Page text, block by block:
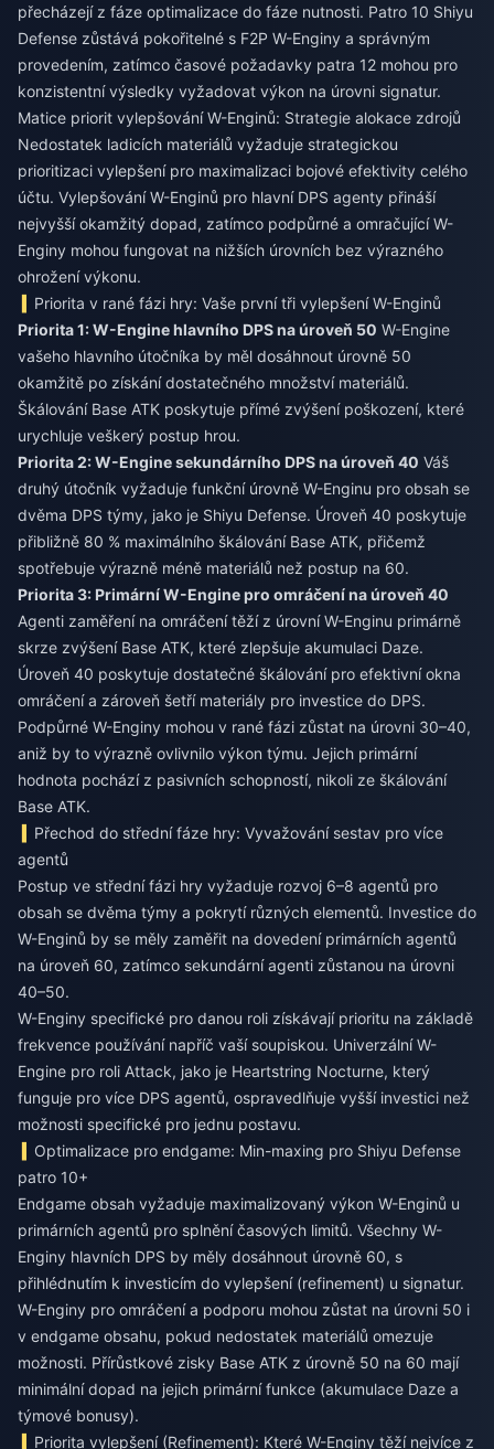
přecházejí z fáze optimalizace do fáze nutnosti. Patro 10 Shiyu
Defense zůstává pokořitelné s F2P W-Enginy a správným
provedením, zatímco časové požadavky patra 12 mohou pro
konzistentní výsledky vyžadovat výkon na úrovni signatur.
Matice priorit vylepšování W-Enginů: Strategie alokace zdrojů
Nedostatek ladicích materiálů vyžaduje strategickou
prioritizaci vylepšení pro maximalizaci bojové efektivity celého
účtu. Vylepšování W-Enginů pro hlavní DPS agenty přináší
nejvyšší okamžitý dopad, zatímco podpůrné a omračující W-
Enginy mohou fungovat na nižších úrovních bez výrazného
ohrožení výkonu.
Priorita v rané fázi hry: Vaše první tři vylepšení W-Enginů
Priorita 1: W-Engine hlavního DPS na úroveň 50 W-Engine
vašeho hlavního útočníka by měl dosáhnout úrovně 50
okamžitě po získání dostatečného množství materiálů.
Škálování Base ATK poskytuje přímé zvýšení poškození, které
urychluje veškerý postup hrou.
Priorita 2: W-Engine sekundárního DPS na úroveň 40 Váš
druhý útočník vyžaduje funkční úrovně W-Enginu pro obsah se
dvěma DPS týmy, jako je Shiyu Defense. Úroveň 40 poskytuje
přibližně 80 % maximálního škálování Base ATK, přičemž
spotřebuje výrazně méně materiálů než postup na 60.
Priorita 3: Primární W-Engine pro omráčení na úroveň 40
Agenti zaměření na omráčení těží z úrovní W-Enginu primárně
skrze zvýšení Base ATK, které zlepšuje akumulaci Daze.
Úroveň 40 poskytuje dostatečné škálování pro efektivní okna
omráčení a zároveň šetří materiály pro investice do DPS.
Podpůrné W-Enginy mohou v rané fázi zůstat na úrovni 30–40,
aniž by to výrazně ovlivnilo výkon týmu. Jejich primární
hodnota pochází z pasivních schopností, nikoli ze škálování
Base ATK.
Přechod do střední fáze hry: Vyvažování sestav pro více
agentů
Postup ve střední fázi hry vyžaduje rozvoj 6–8 agentů pro
obsah se dvěma týmy a pokrytí různých elementů. Investice do
W-Enginů by se měly zaměřit na dovedení primárních agentů
na úroveň 60, zatímco sekundární agenti zůstanou na úrovni
40–50.
W-Enginy specifické pro danou roli získávají prioritu na základě
frekvence používání napříč vaší soupiskou. Univerzální W-
Engine pro roli Attack, jako je Heartstring Nocturne, který
funguje pro více DPS agentů, ospravedlňuje vyšší investici než
možnosti specifické pro jednu postavu.
Optimalizace pro endgame: Min-maxing pro Shiyu Defense
patro 10+
Endgame obsah vyžaduje maximalizovaný výkon W-Enginů u
primárních agentů pro splnění časových limitů. Všechny W-
Enginy hlavních DPS by měly dosáhnout úrovně 60, s
přihlédnutím k investicím do vylepšení (refinement) u signatur.
W-Enginy pro omráčení a podporu mohou zůstat na úrovni 50 i
v endgame obsahu, pokud nedostatek materiálů omezuje
možnosti. Přírůstkové zisky Base ATK z úrovně 50 na 60 mají
minimální dopad na jejich primární funkce (akumulace Daze a
týmové bonusy).
Priorita vylepšení (Refinement): Které W-Enginy těží nejvíce z